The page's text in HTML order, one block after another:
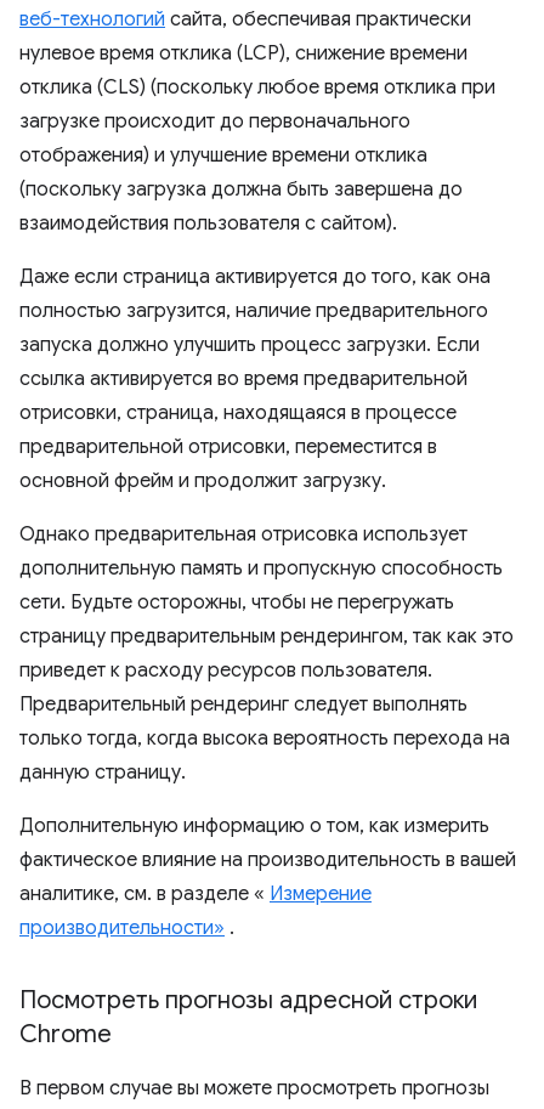
веб-технологий сайта, обеспечивая практически
нулевое время отклика (LCP), снижение времени
отклика (CLS) (поскольку любое время отклика при
загрузке происходит до первоначального
отображения) и улучшение времени отклика
(поскольку загрузка должна быть завершена до
взаимодействия пользователя с сайтом).
Даже если страница активируется до того, как она
полностью загрузится, наличие предварительного
запуска должно улучшить процесс загрузки. Если
ссылка активируется во время предварительной
отрисовки, страница, находящаяся в процессе
предварительной отрисовки, переместится в
основной фрейм и продолжит загрузку.
Однако предварительная отрисовка использует
дополнительную память и пропускную способность
сети. Будьте осторожны, чтобы не перегружать
страницу предварительным рендерингом, так как это
приведет к расходу ресурсов пользователя.
Предварительный рендеринг следует выполнять
только тогда, когда высока вероятность перехода на
данную страницу.
Дополнительную информацию о том, как измерить
фактическое влияние на производительность в вашей
аналитике, см. в разделе « Измерение
производительности» .
Посмотреть прогнозы адресной строки
Chrome
В первом случае вы можете просмотреть прогнозы